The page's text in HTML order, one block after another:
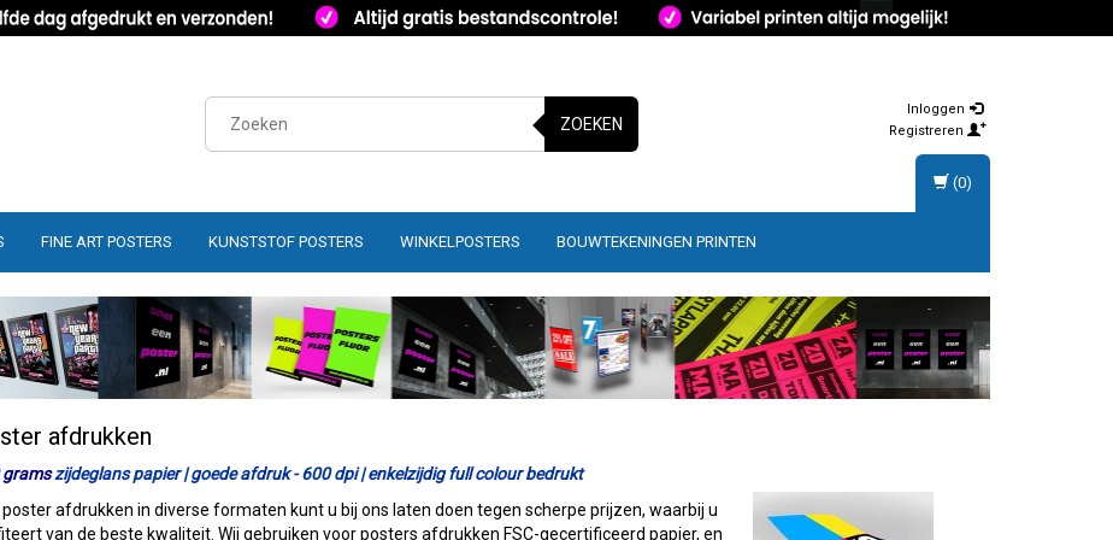
ZOEKEN
Inloggen
Registreren
FINE ART POSTERS KUNSTSTOF POSTERS WINKELPOSTERS BOUWTEKENINGEN PRINTEN
(0)
afdrukken
gramszijdeglans papier | goede afdruk - 600 dpi | enkelzijdig full colour bedrukt
poster afdrukken in diverse formaten kunt u bij ons laten doen tegen scherpe prijzen, waarbij u
van de beste kwaliteit. Wij gebruiken voor posters afdrukken FSC-gecertificeerd papier, en